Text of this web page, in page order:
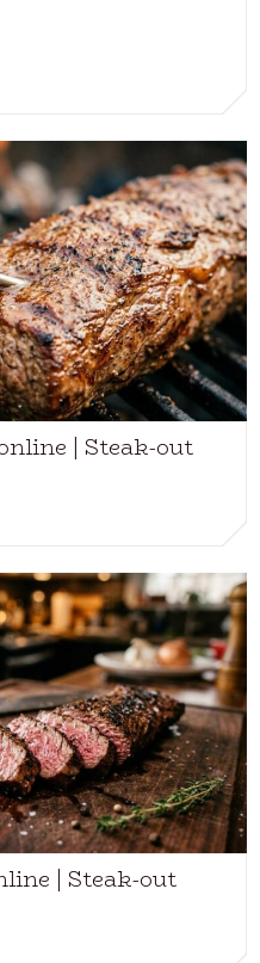
| Steak-out
| Steak-out